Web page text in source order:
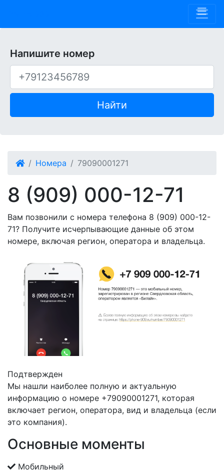
Напишите номер
Найти
Номера 79090001271
8 (909) 000-12-71
Вам позвонили с номера телефона 8 (909) 000-12-
71? Получите исчерпывающие данные об этом
номере, включая регион, оператора и владельца.
Подтвержден
Мы нашли наиболее полную и актуальную
информацию о номере +79090001271, которая
включает регион, оператора, вид и владельца (если
это компания).
Основные моменты
Мобильный